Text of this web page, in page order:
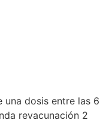
una dosis entre las 6
revacunación 2